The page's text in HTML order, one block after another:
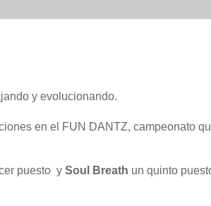
y evolucionando.
en el FUN DANTZ, campeonato
puesto y Soul Breath un quinto